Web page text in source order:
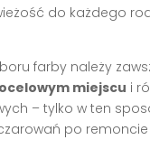
do każdego
farby należy
miejscu i
– tylko w ten
po